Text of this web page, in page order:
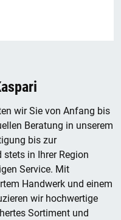
wir Sie von Anfang bis
Beratung in unserem
bis zur
in Ihrer Region
Service. Mit
Handwerk und einem
wir hochwertige
Sortiment und